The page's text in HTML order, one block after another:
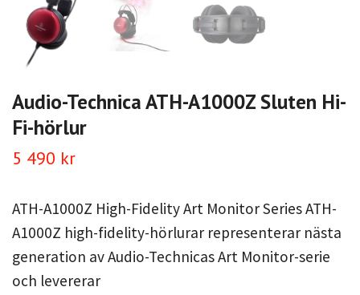
Audio-Technica ATH-A1000Z Sluten Hi-
Fi-hörlur
5 490 kr
ATH-A1000Z High-Fidelity Art Monitor Series ATH-
A1000Z high-fidelity-hörlurar representerar nästa
generation av Audio-Technicas Art Monitor-serie
och levererar